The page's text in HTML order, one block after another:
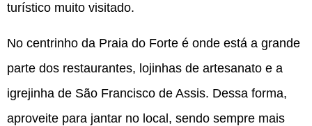
turístico muito visitado.
No centrinho da Praia do Forte é onde está a grande
parte dos restaurantes, lojinhas de artesanato e a
igrejinha de São Francisco de Assis. Dessa forma,
aproveite para jantar no local, sendo sempre mais